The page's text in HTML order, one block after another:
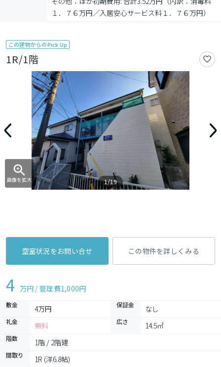
１．７６万円／入居安心サービス料１．７６万円）
この建物からのPick Up
1R/1階
画像を拡大 1/19
空室状況をお問い合せ この物件を詳しくみる
4 万円 / 管理費1,000円
敷金 4万円 保証金 なし
礼金 無料 広さ 14.5㎡
階数 1階 / 2階建
間取り 1R (洋6.8帖)